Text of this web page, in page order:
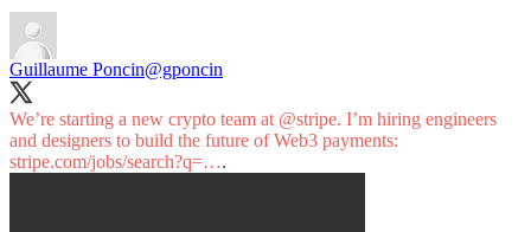
Guillaume Poncin@gponcin
We’re starting a new crypto team at @stripe. I’m hiring engineers
and designers to build the future of Web3 payments:
stripe.com/jobs/search?q=….